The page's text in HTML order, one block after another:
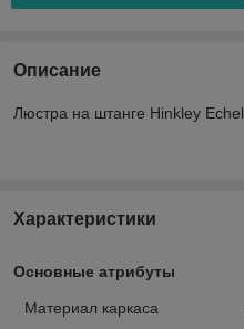
Описание
Люстра на штанге Hinkley
Характеристики
Основные атрибуты
Материал каркаса